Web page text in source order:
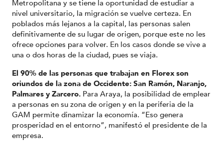
Metropolitana y se tiene la oportunidad de estudiar a
nivel universitario, la migración se vuelve certeza. En
poblados más lejanos a la capital, las personas salen
definitivamente de su lugar de origen, porque este no les
ofrece opciones para volver. En los casos donde se vive a
una o dos horas de la ciudad, pues se viaja.
El 90% de las personas que trabajan en Florex son
oriundos de la zona de Occidente: San Ramón, Naranjo,
Palmares y Zarcero. Para Araya, la posibilidad de emplear
a personas en su zona de origen y en la periferia de la
GAM permite dinamizar la economía. “Eso genera
prosperidad en el entorno”, manifestó el presidente de la
empresa.